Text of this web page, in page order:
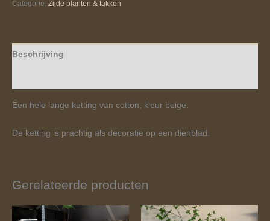
Categorie: Zijde planten & takken
Beschrijving
Een hele lange ketting van cotton, kleur beige.
De ketting is prachtig als decoratie op een dienblad.
Gerelateerde producten